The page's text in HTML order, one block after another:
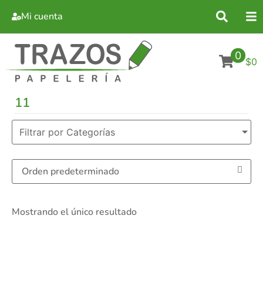
Mi cuenta
0 $0
11
Filtrar por Categorías
Mostrando el único resultado